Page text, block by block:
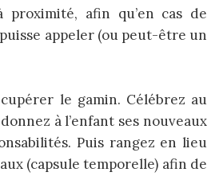
proximité, afin qu’en cas de
appeler (ou peut-être un
le gamin. Célébrez au
à l’enfant ses nouveaux
Puis rangez en lieu
(capsule temporelle) afin de